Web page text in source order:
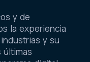
y de
la experiencia
y su
últimas